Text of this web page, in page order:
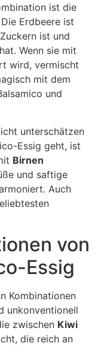
ist die
Die Erdbeere ist
ist und
Wenn sie mit
wird, vermischt
mit dem
und
unterschätzen
Essig geht, ist
Birnen
und saftige
Auch
von
Essig
Kombinationen
unkonventionell
zwischen Kiwi
die reich an